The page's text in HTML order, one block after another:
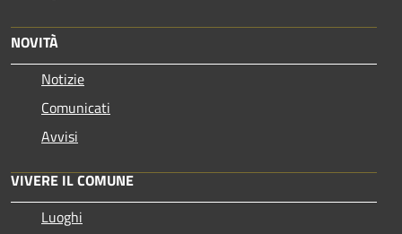
NOVITÀ
Notizie
Comunicati
Avvisi
VIVERE IL COMUNE
Luoghi